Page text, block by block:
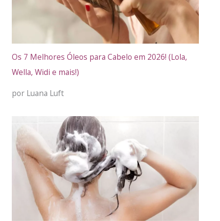
Os 7 Melhores Óleos para Cabelo em 2026! (Lola,
Wella, Widi e mais!)
por Luana Luft